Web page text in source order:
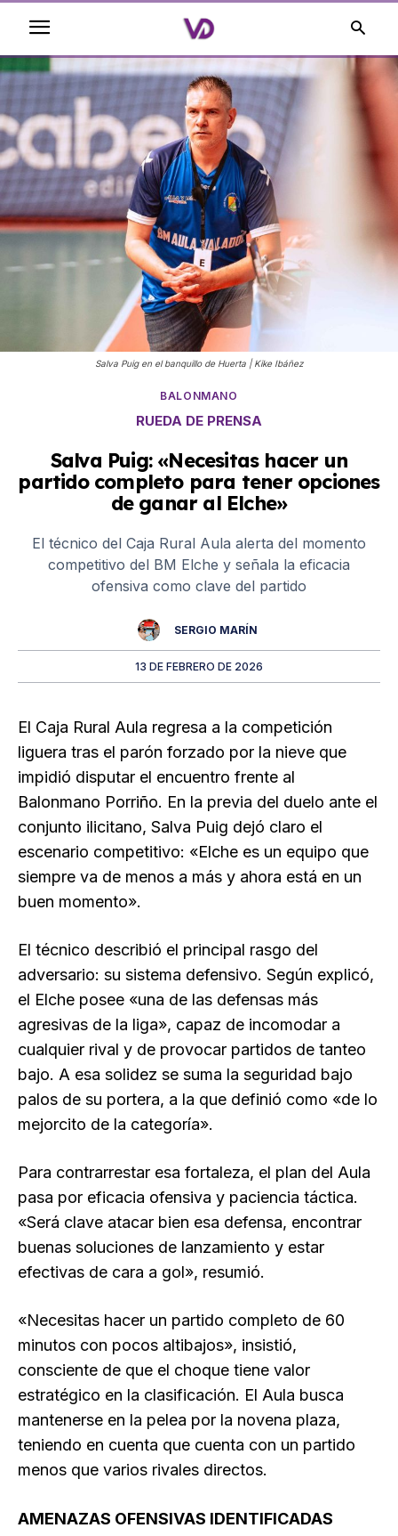
Salva Puig en el banquillo de Huerta | Kike Ibáñez
BALONMANO
RUEDA DE PRENSA
Salva Puig: «Necesitas hacer un
partido completo para tener opciones
de ganar al Elche»
El técnico del Caja Rural Aula alerta del momento
competitivo del BM Elche y señala la eficacia
ofensiva como clave del partido
SERGIO MARÍN
13 DE FEBRERO DE 2026
El Caja Rural Aula regresa a la competición
liguera tras el parón forzado por la nieve que
impidió disputar el encuentro frente al
Balonmano Porriño. En la previa del duelo ante el
conjunto ilicitano, Salva Puig dejó claro el
escenario competitivo: «Elche es un equipo que
siempre va de menos a más y ahora está en un
buen momento».
El técnico describió el principal rasgo del
adversario: su sistema defensivo. Según explicó,
el Elche posee «una de las defensas más
agresivas de la liga», capaz de incomodar a
cualquier rival y de provocar partidos de tanteo
bajo. A esa solidez se suma la seguridad bajo
palos de su portera, a la que definió como «de lo
mejorcito de la categoría».
Para contrarrestar esa fortaleza, el plan del Aula
pasa por eficacia ofensiva y paciencia táctica.
«Será clave atacar bien esa defensa, encontrar
buenas soluciones de lanzamiento y estar
efectivas de cara a gol», resumió.
«Necesitas hacer un partido completo de 60
minutos con pocos altibajos», insistió,
consciente de que el choque tiene valor
estratégico en la clasificación. El Aula busca
mantenerse en la pelea por la novena plaza,
teniendo en cuenta que cuenta con un partido
menos que varios rivales directos.
AMENAZAS OFENSIVAS IDENTIFICADAS